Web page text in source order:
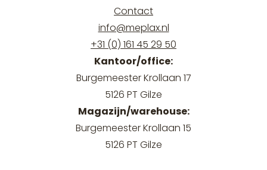
Contact
info@meplax.nl
+31 (0) 161 45 29 50
Kantoor/office:
Burgemeester Krollaan 17
5126 PT Gilze
Magazijn/warehouse:
Burgemeester Krollaan 15
5126 PT Gilze